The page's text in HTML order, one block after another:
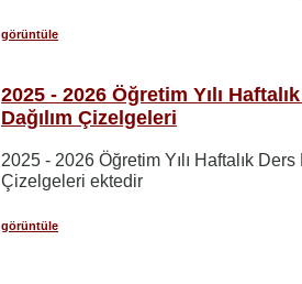
görüntüle
2025 - 2026 Öğretim Yılı
Dağılım Çizelgeleri
2025 - 2026 Öğretim Yılı Haftalık Ders
Çizelgeleri ektedir
görüntüle